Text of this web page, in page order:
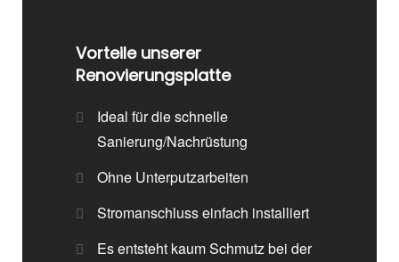
Vorteile unserer
Renovierungsplatte
Ideal für die schnelle
Sanierung/Nachrüstung
Ohne Unterputzarbeiten
Stromanschluss einfach installiert
Es entsteht kaum Schmutz bei der